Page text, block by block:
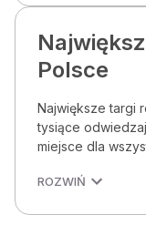
Polsce
Największe targi
tysiące
miejsce dla
ROZWIŃ